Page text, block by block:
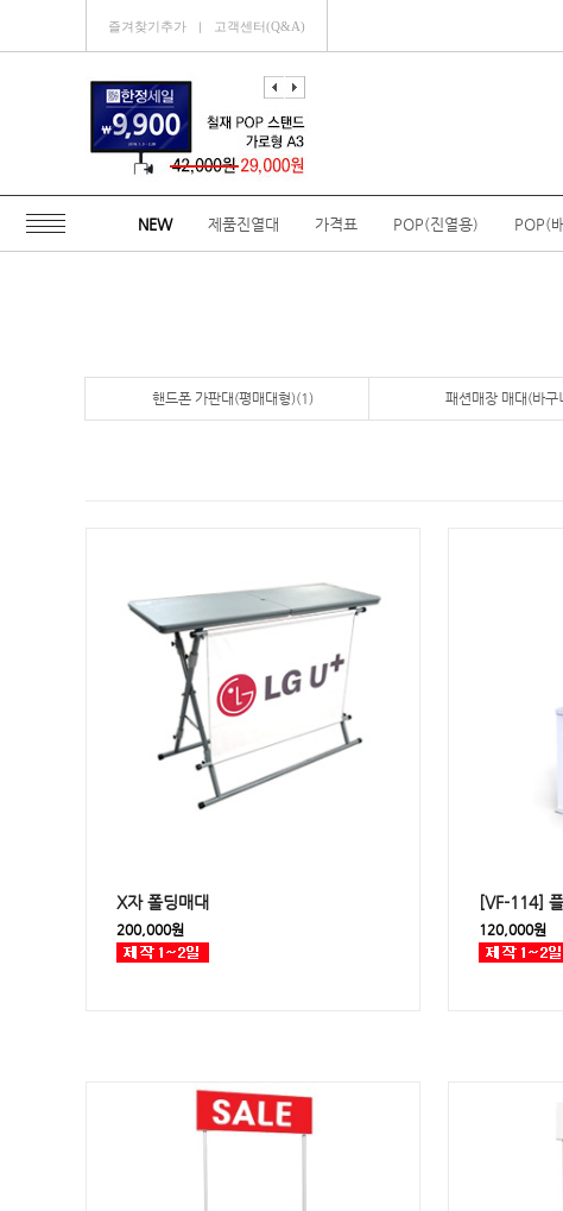
즐겨찾기추가 ㅣ 고객센터(Q&A)
NEW 제품진열대 가격표 POP(진열용) POP(
핸드폰 가판대(평매대형)(1) 패션매장 매대(바구
X자 폴딩매대
200,000원
[VF-114]
120,000원